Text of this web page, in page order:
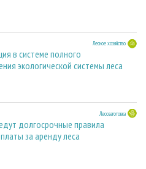
Лесное хозяйство
в системе полного
экологической системы леса
Лесозаготовка
долгосрочные правила
за аренду леса